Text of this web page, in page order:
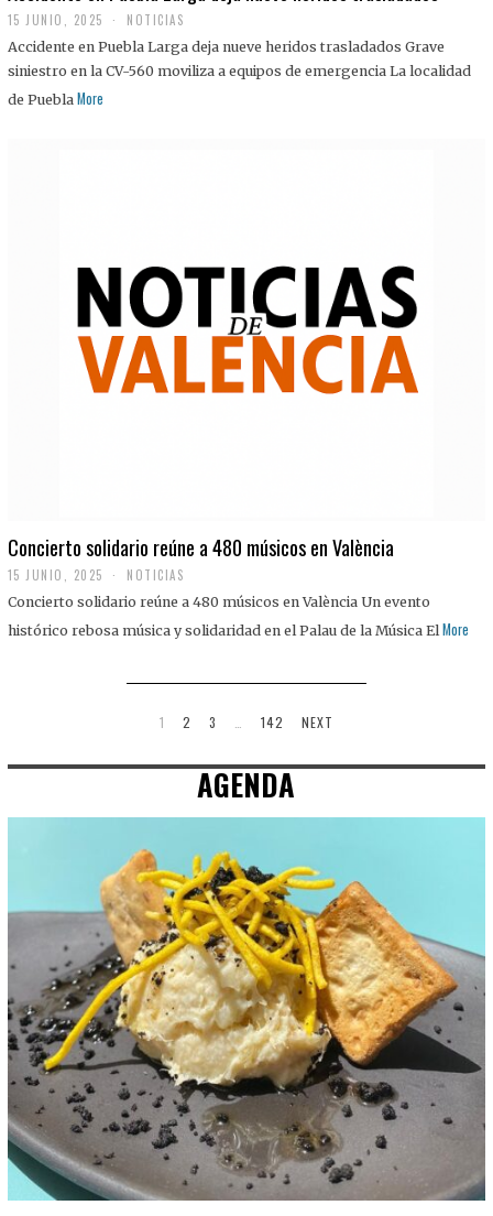
15 JUNIO, 2025 NOTICIAS
Accidente en Puebla Larga deja nueve heridos trasladados Grave
siniestro en la CV-560 moviliza a equipos de emergencia La localidad
de Puebla More
Concierto solidario reúne a 480 músicos en València
15 JUNIO, 2025 NOTICIAS
Concierto solidario reúne a 480 músicos en València Un evento
histórico rebosa música y solidaridad en el Palau de la Música El More
1 2 3 142 NEXT
AGENDA